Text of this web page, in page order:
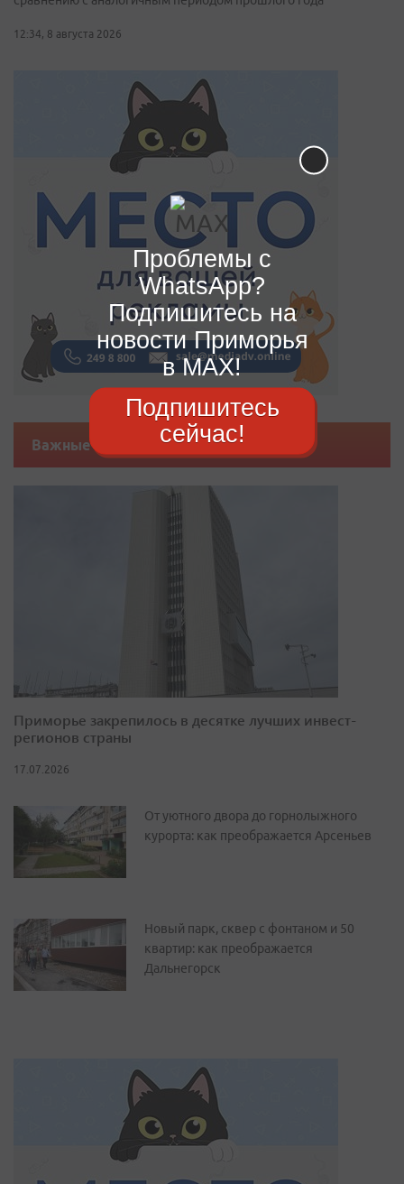
12:34, 8 августа 2026
Важные новости
Приморье закрепилось в десятке лучших инвест-
регионов страны
17.07.2026
От уютного двора до горнолыжного
курорта: как преображается Арсеньев
Новый парк, сквер с фонтаном и 50
квартир: как преображается
Дальнегорск
Проблемы с
WhatsApp?
Подпишитесь на
новости Приморья
в MAX!
Подпишитесь
сейчас!